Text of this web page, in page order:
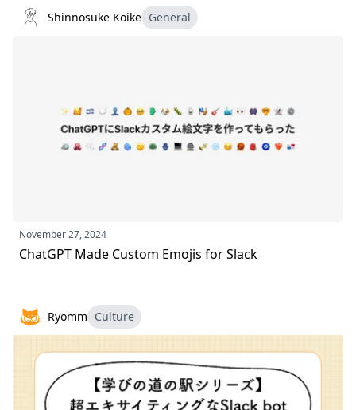
Shinnosuke Koike General
November 27, 2024
ChatGPT Made Custom Emojis for Slack
Ryomm Culture